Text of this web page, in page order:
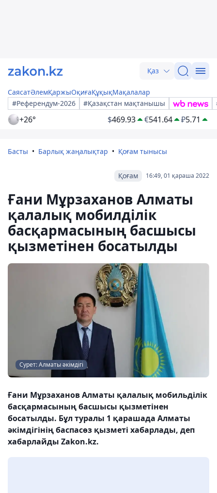
Қаз
СаясатӘлемҚаржыОқиғаҚұқықМақалалар
#Референдум-2026
#Қазақстан мақтанышы
+26° $469.93 €541.64 ₽5.71
Басты Барлық жаңалықтар Қоғам тынысы
16:49, 01 қараша 2022
Қоғам
Ғани Мұрзаханов Алматы
қалалық мобилділік
басқармасының басшысы
қызметінен босатылды
Сурет: Алматы әкімдігі
Ғани Мұрзаханов Алматы қалалық мобильділік
басқармасының басшысы қызметінен
босатылды. Бұл туралы 1 қарашада Алматы
әкімдігінің баспасөз қызметі хабарлады, деп
хабарлайды Zakon.kz.